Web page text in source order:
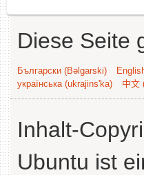
Diese Seite
Български (Bəlgarski)
українська (ukrajins'ka)
中文
Inhalt-
Ubuntu ist